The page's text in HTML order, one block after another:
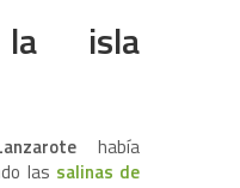
isla
había
las salinas de